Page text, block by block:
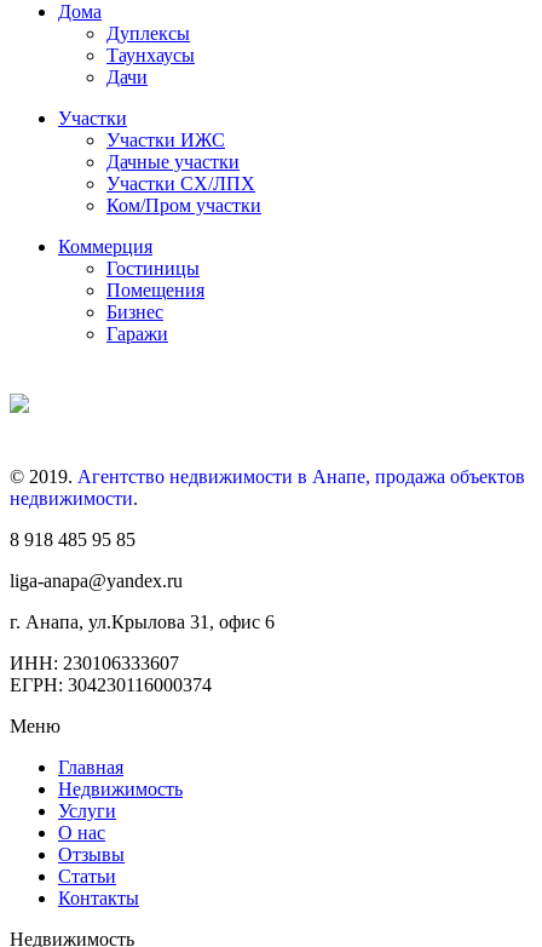
Дома
Дуплексы
Таунхаусы
Дачи
Участки
Участки ИЖС
Дачные участки
Участки СХ/ЛПХ
Ком/Пром участки
Коммерция
Гостиницы
Помещения
Бизнес
Гаражи
© 2019. Агентство недвижимости в Анапе, продажа объектов
недвижимости.
8 918 485 95 85
liga-anapa@yandex.ru
г. Анапа, ул.Крылова 31, офис 6
ИНН: 230106333607
ЕГРН: 304230116000374
Меню
Главная
Недвижимость
Услуги
О нас
Отзывы
Статьи
Контакты
Недвижимость